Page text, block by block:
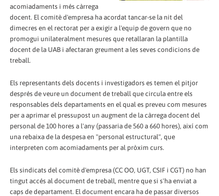
acomiadaments i més càrrega
docent. El comitè d'empresa ha acordat tancar-se la nit del
dimecres en el rectorat per a exigir a l'equip de govern que no
promogui unilateralment mesures que retallaran la plantilla
docent de la UAB i afectaran greument a les seves condicions de
treball.
Els representants dels docents i investigadors es temen el pitjor
després de veure un document de treball que circula entre els
responsables dels departaments en el qual es preveu com mesures
per a aprimar el pressupost un augment de la càrrega docent del
personal de 100 hores a l'any (passaria de 560 a 660 hores), així com
una rebaixa de la despesa en "personal estructural", que
interpreten com acomiadaments per al pròxim curs.
Els sindicats del comitè d'empresa (CC OO, UGT, CSIF i CGT) no han
tingut accés al document de treball, mentre que si s'ha enviat a
caps de departament. El document encara ha de passar diversos